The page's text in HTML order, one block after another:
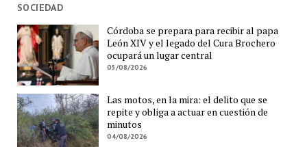
SOCIEDAD
Córdoba se prepara para recibir al papa
León XIV y el legado del Cura Brochero
ocupará un lugar central
05/08/2026
Las motos, en la mira: el delito que se
repite y obliga a actuar en cuestión de
minutos
04/08/2026